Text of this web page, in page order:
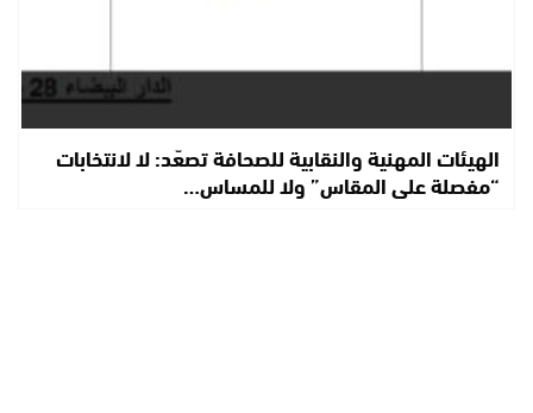
الهيئات المهنية والنقابية للصحافة تصعّد: لا لانتخابات
“مفصلة على المقاس” ولا للمساس…